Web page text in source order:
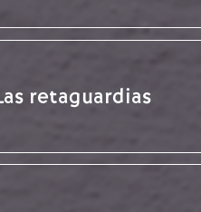
retaguardias